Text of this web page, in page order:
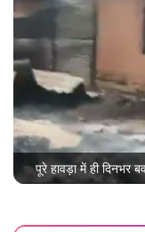
पूरे हावड़ा में ही दिनभर